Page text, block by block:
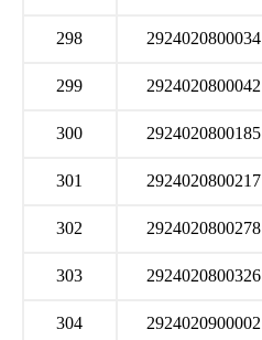
298 2924020800034
299 2924020800042
300 2924020800185
301 2924020800217
302 2924020800278
303 2924020800326
304 2924020900002